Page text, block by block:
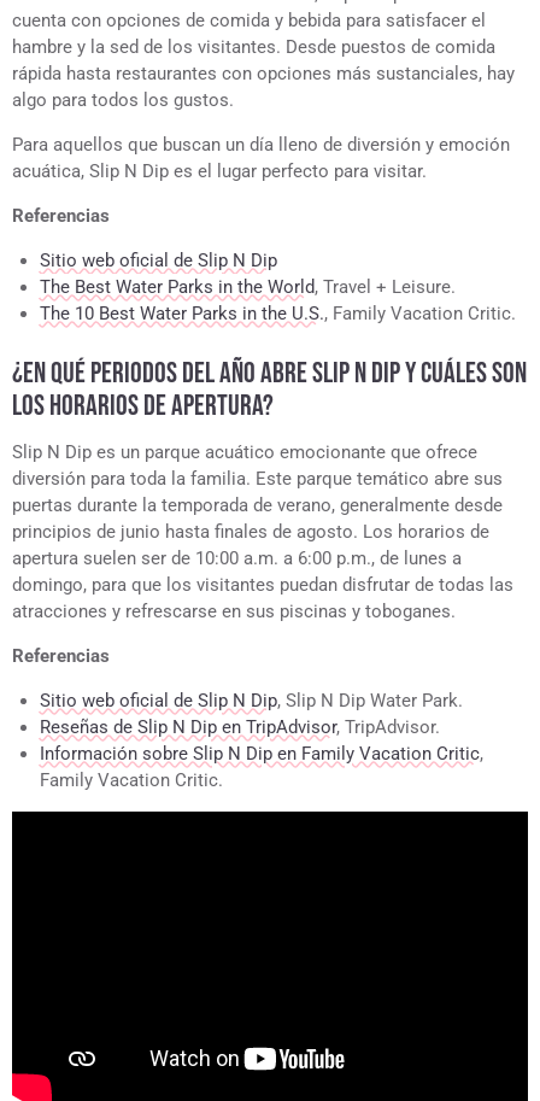
cuenta con opciones de comida y bebida para satisfacer el
hambre y la sed de los visitantes. Desde puestos de comida
rápida hasta restaurantes con opciones más sustanciales, hay
algo para todos los gustos.
Para aquellos que buscan un día lleno de diversión y emoción
acuática, Slip N Dip es el lugar perfecto para visitar.
Referencias
Sitio web oficial de Slip N Dip
The Best Water Parks in the World, Travel + Leisure.
The 10 Best Water Parks in the U.S., Family Vacation Critic.
¿EN QUÉ PERIODOS DEL AÑO ABRE SLIP N DIP Y CUÁLES SON
LOS HORARIOS DE APERTURA?
Slip N Dip es un parque acuático emocionante que ofrece
diversión para toda la familia. Este parque temático abre sus
puertas durante la temporada de verano, generalmente desde
principios de junio hasta finales de agosto. Los horarios de
apertura suelen ser de 10:00 a.m. a 6:00 p.m., de lunes a
domingo, para que los visitantes puedan disfrutar de todas las
atracciones y refrescarse en sus piscinas y toboganes.
Referencias
Sitio web oficial de Slip N Dip, Slip N Dip Water Park.
Reseñas de Slip N Dip en TripAdvisor, TripAdvisor.
Información sobre Slip N Dip en Family Vacation Critic,
Family Vacation Critic.